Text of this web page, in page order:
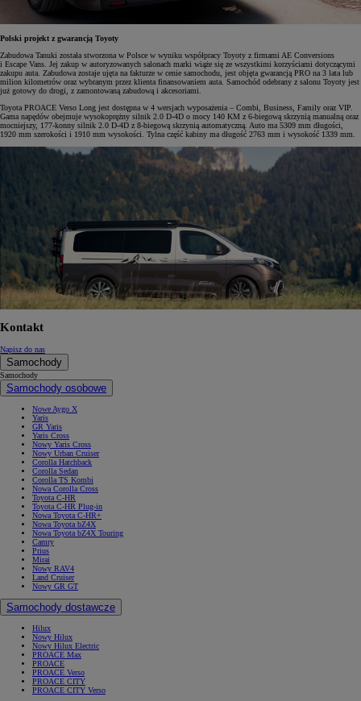
Polski projekt z gwarancją Toyoty
Zabudowa Tanuki została stworzona w Polsce w wyniku współpracy Toyoty z firmami AE Conversions
i Escape Vans. Jej zakup w autoryzowanych salonach marki wiąże się ze wszystkimi korzyściami dotyczącymi
zakupu auta. Zabudowa zostaje ujęta na fakturze w cenie samochodu, jest objęta gwarancją PRO na 3 lata lub
milion kilometrów oraz wybranym przez klienta finansowaniem auta. Samochód odebrany z salonu Toyoty jest
już gotowy do drogi, z zamontowaną zabudową i akcesoriami.
Toyota PROACE Verso Long jest dostępna w 4 wersjach wyposażenia – Combi, Business, Family oraz VIP.
Gama napędów obejmuje wysokoprężny silnik 2.0 D-4D o mocy 140 KM z 6-biegową skrzynią manualną oraz
mocniejszy, 177-konny silnik 2.0 D-4D z 8-biegową skrzynią automatyczną. Auto ma 5309 mm długości,
1920 mm szerokości i 1910 mm wysokości. Tylna część kabiny ma długość 2763 mm i wysokość 1339 mm.
Kontakt
Napisz do nas
Samochody
Samochody
Samochody osobowe
Nowe Aygo X
Yaris
GR Yaris
Yaris Cross
Nowy Yaris Cross
Nowy Urban Cruiser
Corolla Hatchback
Corolla Sedan
Corolla TS Kombi
Nowa Corolla Cross
Toyota C-HR
Toyota C-HR Plug-in
Nowa Toyota C-HR+
Nowa Toyota bZ4X
Nowa Toyota bZ4X Touring
Camry
Prius
Mirai
Nowy RAV4
Land Cruiser
Nowy GR GT
Samochody dostawcze
Hilux
Nowy Hilux
Nowy Hilux Electric
PROACE Max
PROACE
PROACE Verso
PROACE CITY
PROACE CITY Verso